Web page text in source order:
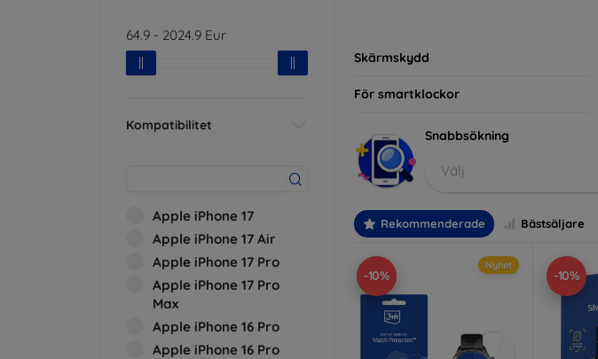
64.9 - 2024.9 Eur
Kompatibilitet
Apple iPhone 17
Apple iPhone 17 Air
Apple iPhone 17 Pro
Apple iPhone 17 Pro
Max
Apple iPhone 16 Pro
Apple iPhone 16 Pro
modeller, vilket säkerställer att varje
Skärmskydd
För smartklockor
Snabbsökning
Välj
Rekommenderade Bästsäljare
-10%
Nyhet
-10%